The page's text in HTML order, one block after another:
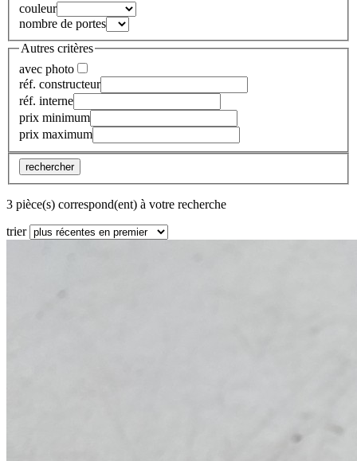
couleur
nombre de portes
Autres critères
avec photo
réf. constructeur
réf. interne
prix minimum
prix maximum
rechercher
3 pièce(s) correspond(ent) à votre recherche
trier